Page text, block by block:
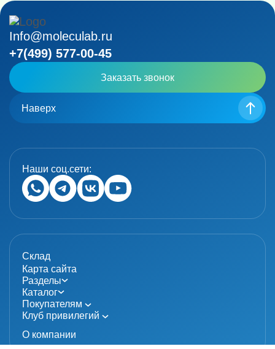
Info@moleculab.ru
+7(499) 577-00-45
Заказать звонок
Наверх
Наши соц.сети:
Склад
Карта сайта
Разделы
Каталог
Покупателям
Клуб привилегий
О компании